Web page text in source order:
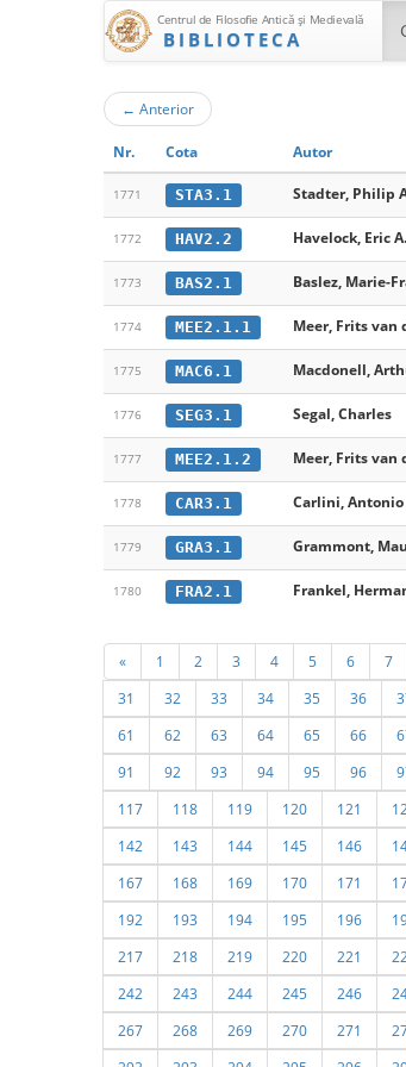
Centrul de Filosofie Antică şi Medievală
BIBLIOTECA
← Anterior
Nr. Cota Autor
1771 STA3.1 Stadter, Philip
1772 HAV2.2 Havelock, Eric A.
1773 BAS2.1 Baslez, Marie-
1774 MEE2.1.1 Meer, Frits van
1775 MAC6.1 Macdonell,
1776 SEG3.1 Segal, Charles
1777 MEE2.1.2 Meer, Frits van
1778 CAR3.1 Carlini, Antonio
1779 GRA3.1 Grammont,
1780 FRA2.1 Frankel,
« 1 2 3 4 5 6 7
31
32 33 34 35 36
61
62 63 64 65 66
91
92 93 94 95 96
117
118 119 120 121
142
143 144 145 146
167
168 169 170 171
192
193 194 195 196
217
218 219 220 221
242
243 244 245 246
267
268 269 270 271